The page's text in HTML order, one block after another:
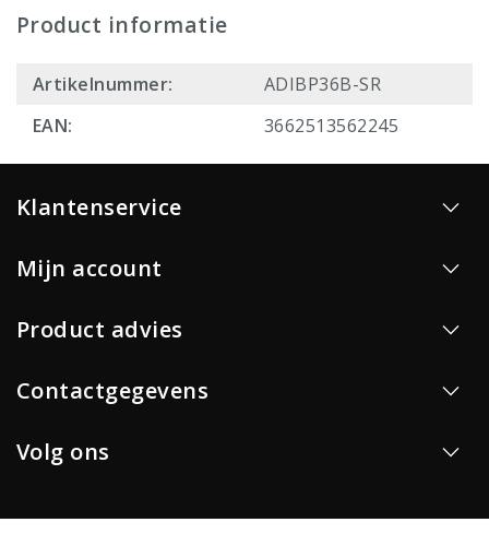
Product informatie
Artikelnummer:
ADIBP36B-SR
EAN:
3662513562245
Klantenservice
Mijn account
Product advies
Contactgegevens
Volg ons